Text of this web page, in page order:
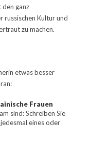
den ganz
russischen Kultur und
zu machen.
etwas besser
Frauen
sind: Schreiben Sie
eines oder